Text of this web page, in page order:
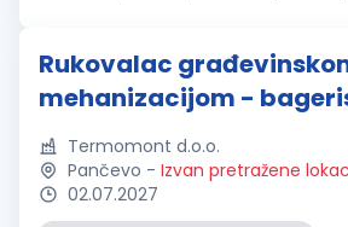
Rukovalac
mehanizacijom -
Termomont d.o.o.
Pančevo - Izvan pretražene
02.07.2027